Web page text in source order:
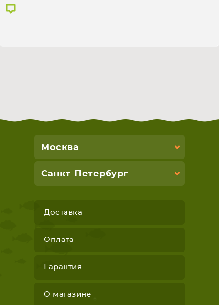
Москва
Санкт-Петербург
Доставка
Оплата
Гарантия
О магазине